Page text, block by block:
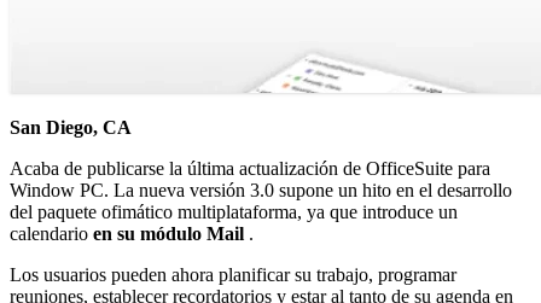
San Diego, CA
Acaba de publicarse la última actualización de OfficeSuite para
Window PC. La nueva versión 3.0 supone un hito en el desarrollo
del paquete ofimático multiplataforma, ya que introduce un
calendario en su módulo Mail .
Los usuarios pueden ahora planificar su trabajo, programar
reuniones, establecer recordatorios y estar al tanto de su agenda en